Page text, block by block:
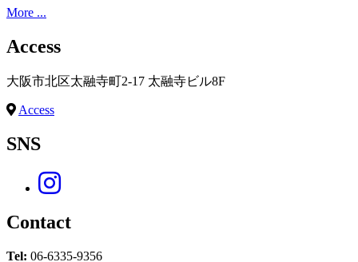
More ...
Access
大阪市北区太融寺町2-17 太融寺ビル8F
Access
SNS
Contact
Tel: 06-6335-9356